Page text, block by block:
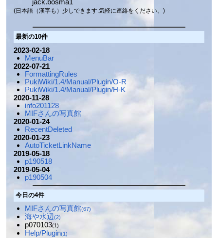
jack.bosma1
(日本語（漢字も）少しできます.気軽に連絡をください。)
最新の10件
2023-02-18
MenuBar
2022-07-21
FormattingRules
PukiWiki/1.4/Manual/Plugin/O-R
PukiWiki/1.4/Manual/Plugin/H-K
2020-11-28
info201128
MIFさんの写真館
2020-01-24
RecentDeleted
2020-01-23
AutoTicketLinkName
2019-05-18
p190518
2019-05-04
p190504
今日の4件
MIFさんの写真館(67)
海や水辺(2)
p070103(1)
Help/Plugin(1)